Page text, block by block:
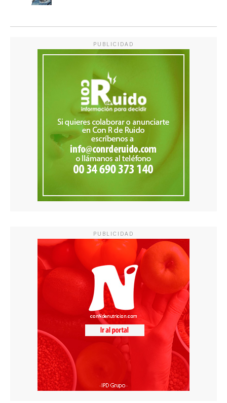
PUBLICIDAD
PUBLICIDAD